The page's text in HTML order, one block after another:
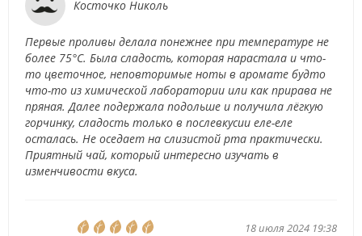
Косточко Николь
Первые проливы делала понежнее при температуре не
более 75°С. Была сладость, которая нарастала и что-
то цветочное, неповторимые ноты в аромате будто
что-то из химической лаборатории или как прирава не
пряная. Далее подержала подольше и получила лёгкую
горчинку, сладость только в послевкусии еле-еле
осталась. Не оседает на слизистой рта практически.
Приятный чай, который интересно изучать в
изменчивости вкуса.
18 июля 2024 19:38